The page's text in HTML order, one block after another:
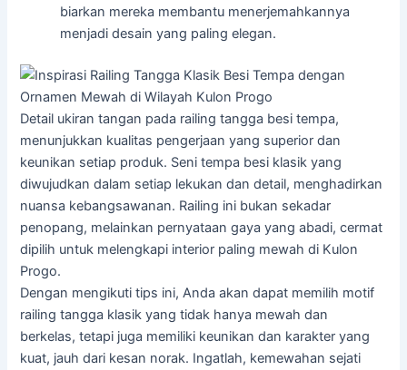
biarkan mereka membantu menerjemahkannya
menjadi desain yang paling elegan.
Detail ukiran tangan pada railing tangga besi tempa,
menunjukkan kualitas pengerjaan yang superior dan
keunikan setiap produk. Seni tempa besi klasik yang
diwujudkan dalam setiap lekukan dan detail, menghadirkan
nuansa kebangsawanan. Railing ini bukan sekadar
penopang, melainkan pernyataan gaya yang abadi, cermat
dipilih untuk melengkapi interior paling mewah di Kulon
Progo.
Dengan mengikuti tips ini, Anda akan dapat memilih motif
railing tangga klasik yang tidak hanya mewah dan
berkelas, tetapi juga memiliki keunikan dan karakter yang
kuat, jauh dari kesan norak. Ingatlah, kemewahan sejati